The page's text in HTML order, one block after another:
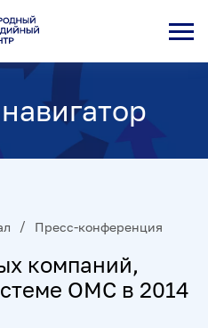
Пресс-конференция
компаний,
ОМС в 2014